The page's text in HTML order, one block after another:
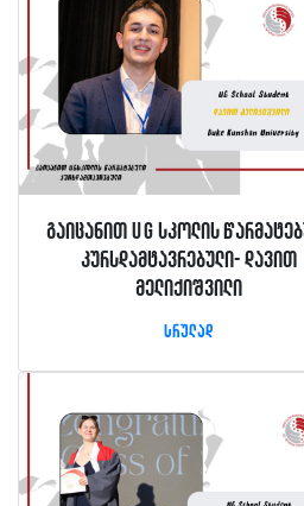
გაიცანით UG სკოლის
კურსდამტავრებული- დავით
მელიქიშვილი
სრულად